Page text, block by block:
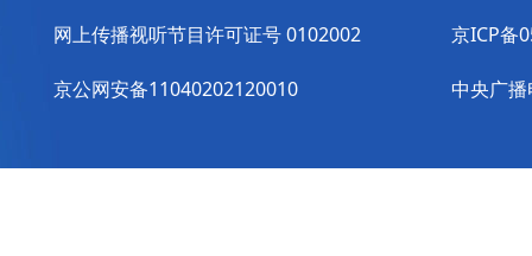
网上传播视听节目许可证号 0102002
京公网安备11040202120010
京ICP备
中央广